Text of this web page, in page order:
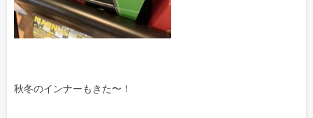
秋冬のインナーもきた〜！